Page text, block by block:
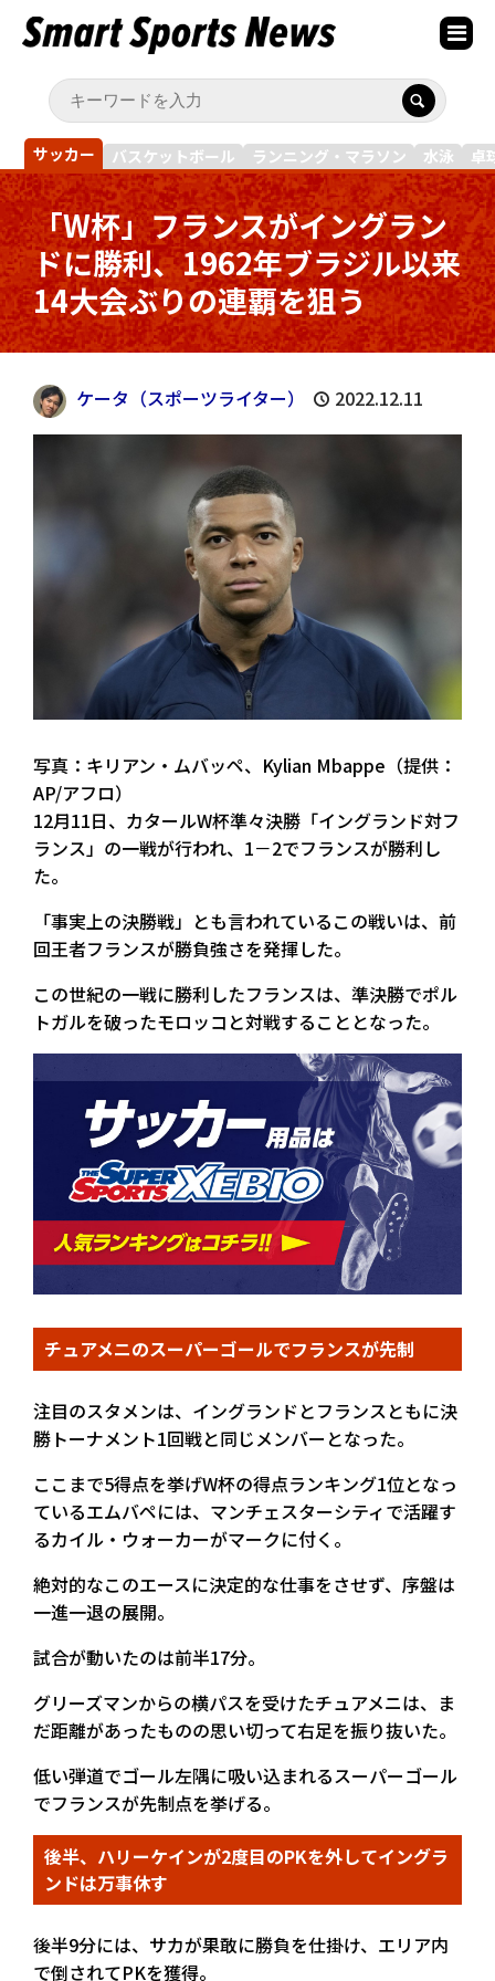
サッカー バスケットボール ランニング・マラソン 水泳 卓
「W杯」フランスがイングラン
ドに勝利、1962年ブラジル以来
14大会ぶりの連覇を狙う
ケータ（スポーツライター） 2022.12.11
写真：キリアン・ムバッペ、Kylian Mbappe（提供：
AP/アフロ）
12月11日、カタールW杯準々決勝「イングランド対フ
ランス」の一戦が行われ、1－2でフランスが勝利し
た。
「事実上の決勝戦」とも言われているこの戦いは、前
回王者フランスが勝負強さを発揮した。
この世紀の一戦に勝利したフランスは、準決勝でポル
トガルを破ったモロッコと対戦することとなった。
チュアメニのスーパーゴールでフランスが先制
注目のスタメンは、イングランドとフランスともに決
勝トーナメント1回戦と同じメンバーとなった。
ここまで5得点を挙げW杯の得点ランキング1位となっ
ているエムバペには、マンチェスターシティで活躍す
るカイル・ウォーカーがマークに付く。
絶対的なこのエースに決定的な仕事をさせず、序盤は
一進一退の展開。
試合が動いたのは前半17分。
グリーズマンからの横パスを受けたチュアメニは、ま
だ距離があったものの思い切って右足を振り抜いた。
低い弾道でゴール左隅に吸い込まれるスーパーゴール
でフランスが先制点を挙げる。
後半、ハリーケインが2度目のPKを外してイングラ
ンドは万事休す
後半9分には、サカが果敢に勝負を仕掛け、エリア内
で倒されてPKを獲得。